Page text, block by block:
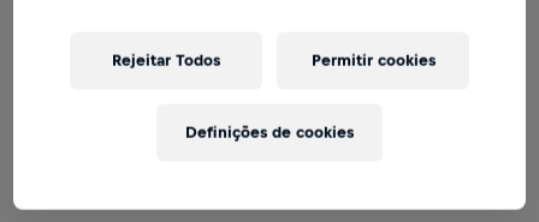
Rejeitar Todos Permitir cookies
Definições de cookies